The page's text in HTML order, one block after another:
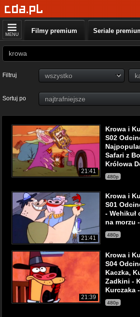
MENU Filmy premium Seriale
Filtruj
Sortuj po
21:41
Krowa i
S02
Safari z
Królowa
480p
21:41
Krowa i
S01
- Wehikuł
na morzu
480p
21:39
Krowa i
S04
Kaczka,
Zadkini -
Kurczaka
480p